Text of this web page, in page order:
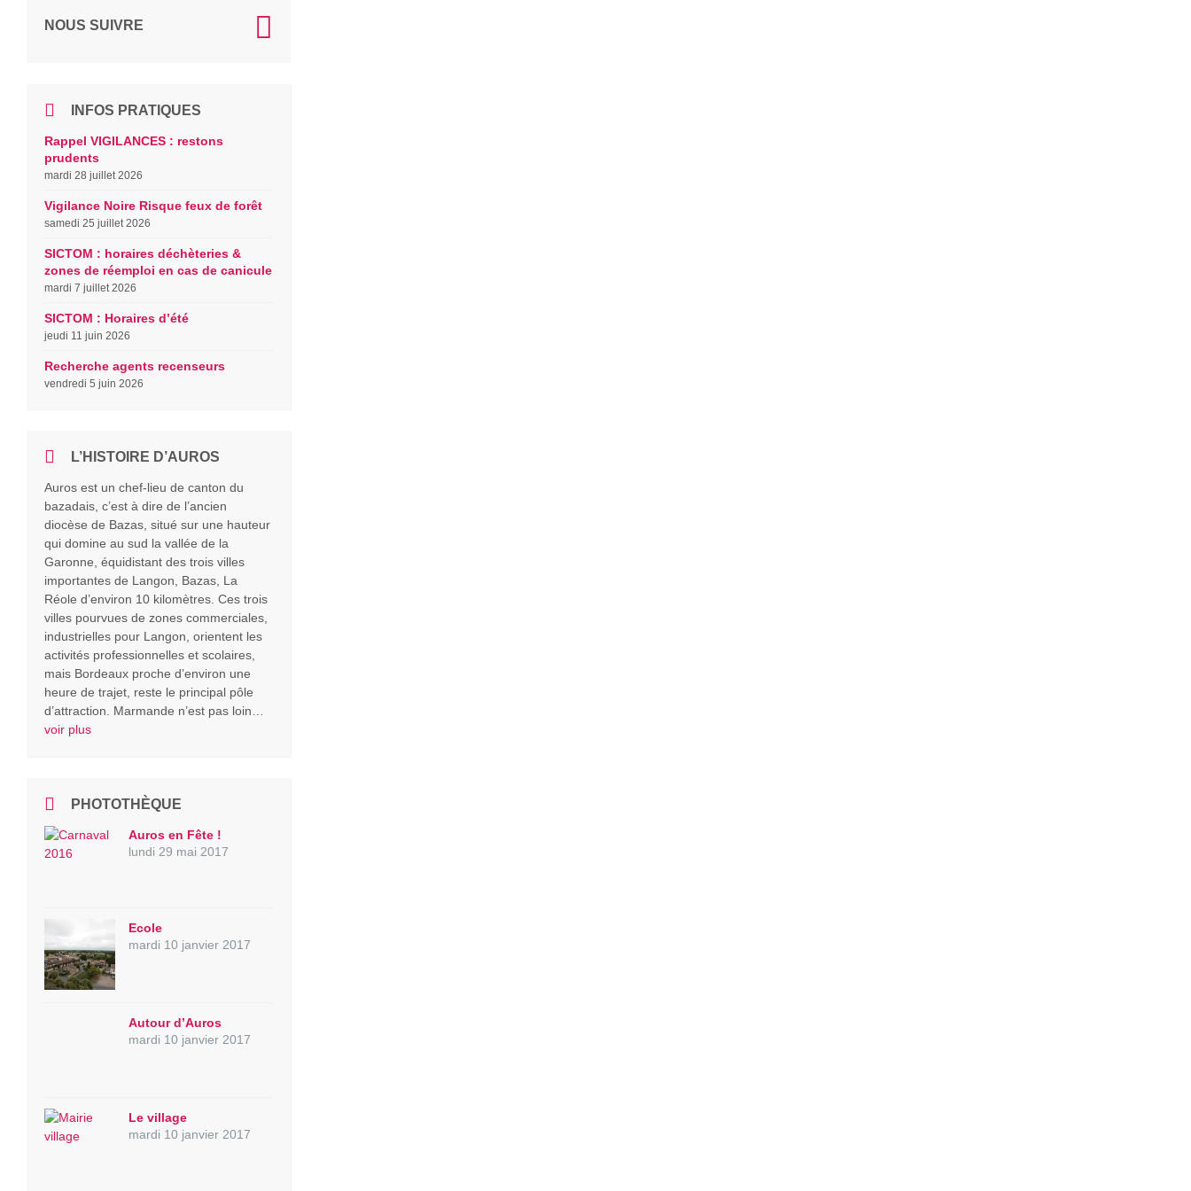
NOUS SUIVRE
INFOS PRATIQUES
Rappel VIGILANCES : restons
prudents
mardi 28 juillet 2026
Vigilance Noire Risque feux de forêt
samedi 25 juillet 2026
SICTOM : horaires déchèteries &
zones de réemploi en cas de canicule
mardi 7 juillet 2026
SICTOM : Horaires d’été
jeudi 11 juin 2026
Recherche agents recenseurs
vendredi 5 juin 2026
L’HISTOIRE D’AUROS
Auros est un chef-lieu de canton du
bazadais, c’est à dire de l’ancien
diocèse de Bazas, situé sur une hauteur
qui domine au sud la vallée de la
Garonne, équidistant des trois villes
importantes de Langon, Bazas, La
Réole d’environ 10 kilomètres. Ces trois
villes pourvues de zones commerciales,
industrielles pour Langon, orientent les
activités professionnelles et scolaires,
mais Bordeaux proche d’environ une
heure de trajet, reste le principal pôle
d’attraction. Marmande n’est pas loin…
voir plus
PHOTOTHÈQUE
Auros en Fête !
lundi 29 mai 2017
Ecole
mardi 10 janvier 2017
Autour d’Auros
mardi 10 janvier 2017
Le village
mardi 10 janvier 2017